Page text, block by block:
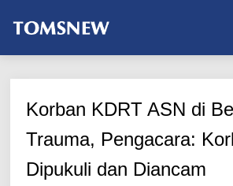
Korban KDRT ASN di
Trauma, Pengacara:
Dipukuli dan Diancam